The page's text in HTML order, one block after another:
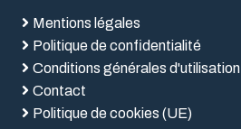
Mentions légales
Politique de confidentialité
Conditions générales d'utilisation
Contact
Politique de cookies (UE)